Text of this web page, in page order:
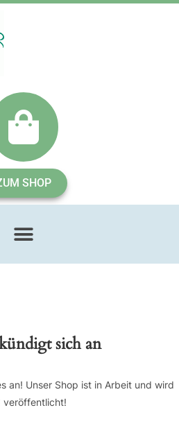
SHOP
sich an
an! Unser Shop ist in Arbeit und wird
veröffentlicht!